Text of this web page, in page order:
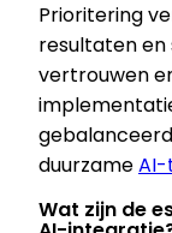
Prioritering
resultaten en
vertrouwen
duurzameAI-
Wat zijn de